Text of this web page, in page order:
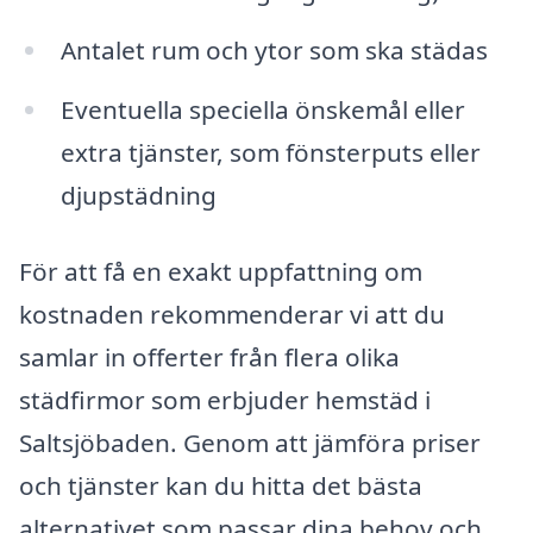
Antalet rum och ytor som ska städas
Eventuella speciella önskemål eller
extra tjänster, som fönsterputs eller
djupstädning
För att få en exakt uppfattning om
kostnaden rekommenderar vi att du
samlar in offerter från flera olika
städfirmor som erbjuder hemstäd i
Saltsjöbaden. Genom att jämföra priser
och tjänster kan du hitta det bästa